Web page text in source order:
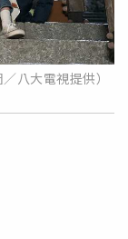
八大電視提供）